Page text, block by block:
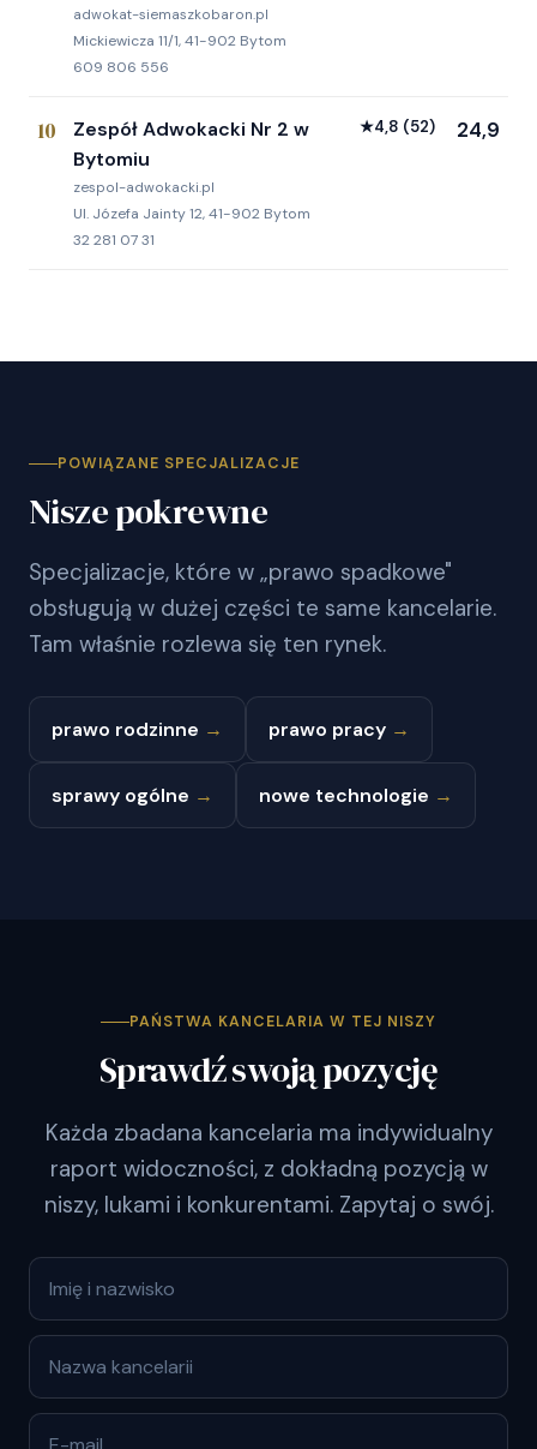
adwokat-siemaszkobaron.pl
Mickiewicza 11/1, 41-902 Bytom
609 806 556
10
Zespół Adwokacki Nr 2 w
Bytomiu
zespol-adwokacki.pl
Ul. Józefa Jainty 12, 41-902 Bytom
32 281 07 31
★4,8 (52) 24,9
POWIĄZANE SPECJALIZACJE
Nisze pokrewne
Specjalizacje, które w „prawo spadkowe"
obsługują w dużej części te same kancelarie.
Tam właśnie rozlewa się ten rynek.
prawo rodzinne → prawo pracy →
sprawy ogólne → nowe technologie →
PAŃSTWA KANCELARIA W TEJ NISZY
Sprawdź swoją pozycję
Każda zbadana kancelaria ma indywidualny
raport widoczności, z dokładną pozycją w
niszy, lukami i konkurentami. Zapytaj o swój.